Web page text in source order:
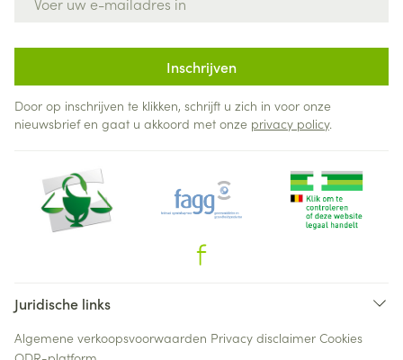
Inschrijven
Door op inschrijven te klikken, schrijft u zich in voor onze
nieuwsbrief en gaat u akkoord met onze privacy policy.
Juridische links
Algemene verkoopsvoorwaarden Privacy disclaimer Cookies